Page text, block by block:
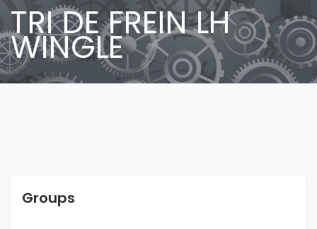
TRI DE FREIN LH
WINGLE
Groups